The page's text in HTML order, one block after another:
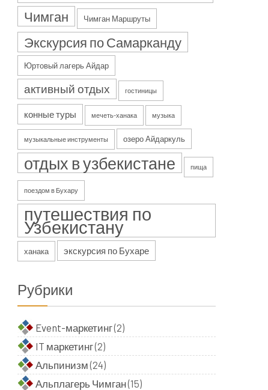
Чимган Чимган Маршруты
Экскурсия по Самарканду
Юртовый лагерь Айдар
активный отдых гостиницы
конные туры мечеть-ханака музыка
музыкальные инструменты озеро Айдаркуль
отдых в узбекистане пища
поездом в Бухару
путешествия по
Узбекистану
ханака экскурсия по Бухаре
Рубрики
Event-маркетинг(2)
IT маркетинг(2)
Альпинизм(24)
Альплагерь Чимган(15)